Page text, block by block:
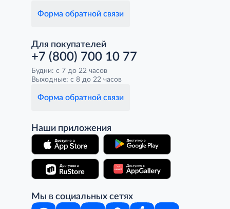
Форма обратной связи
Для покупателей
+7 (800) 700 10 77
Будни: с 7 до 22 часов
Выходные: с 8 до 22 часов
Форма обратной связи
Наши приложения
Мы в социальных сетях